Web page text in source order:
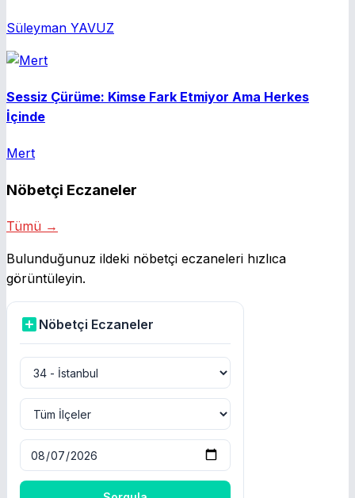
Süleyman YAVUZ
Sessiz Çürüme: Kimse Fark Etmiyor Ama Herkes
İçinde
Mert
Nöbetçi Eczaneler
Tümü →
Bulunduğunuz ildeki nöbetçi eczaneleri hızlıca
görüntüleyin.